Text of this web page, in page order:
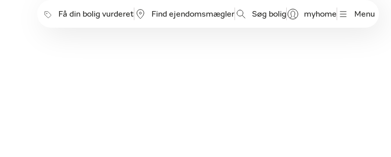
Få din bolig vurderet Find ejendomsmægler Søg bolig myhome Menu